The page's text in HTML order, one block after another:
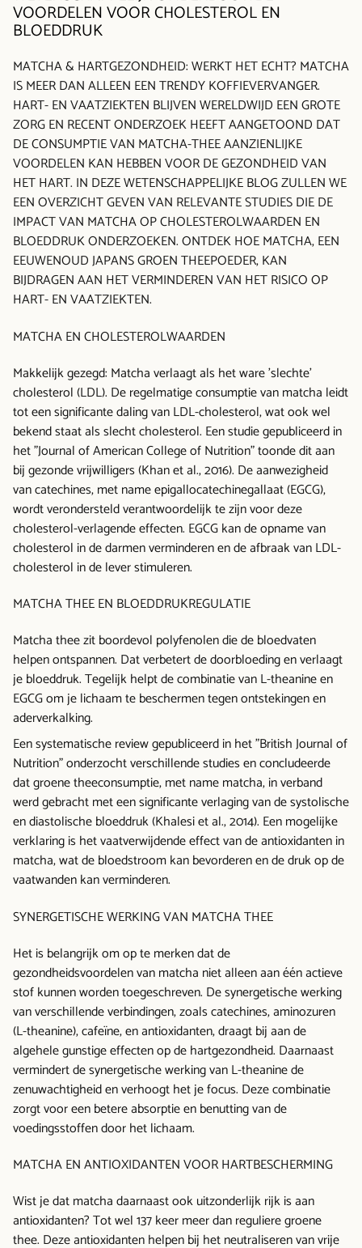
VOORDELEN VOOR CHOLESTEROL EN
BLOEDDRUK
MATCHA & HARTGEZONDHEID: WERKT HET ECHT? MATCHA
IS MEER DAN ALLEEN EEN TRENDY KOFFIEVERVANGER.
HART- EN VAATZIEKTEN BLIJVEN WERELDWIJD EEN GROTE
ZORG EN RECENT ONDERZOEK HEEFT AANGETOOND DAT
DE CONSUMPTIE VAN MATCHA-THEE AANZIENLIJKE
VOORDELEN KAN HEBBEN VOOR DE GEZONDHEID VAN
HET HART. IN DEZE WETENSCHAPPELIJKE BLOG ZULLEN WE
EEN OVERZICHT GEVEN VAN RELEVANTE STUDIES DIE DE
IMPACT VAN MATCHA OP CHOLESTEROLWAARDEN EN
BLOEDDRUK ONDERZOEKEN. ONTDEK HOE MATCHA, EEN
EEUWENOUD JAPANS GROEN THEEPOEDER, KAN
BIJDRAGEN AAN HET VERMINDEREN VAN HET RISICO OP
HART- EN VAATZIEKTEN.
MATCHA EN CHOLESTEROLWAARDEN
Makkelijk gezegd: Matcha verlaagt als het ware 'slechte'
cholesterol (LDL). De regelmatige consumptie van matcha leidt
tot een significante daling van LDL-cholesterol, wat ook wel
bekend staat als slecht cholesterol. Een studie gepubliceerd in
het "Journal of American College of Nutrition" toonde dit aan
bij gezonde vrijwilligers (Khan et al., 2016). De aanwezigheid
van catechines, met name epigallocatechinegallaat (EGCG),
wordt verondersteld verantwoordelijk te zijn voor deze
cholesterol-verlagende effecten. EGCG kan de opname van
cholesterol in de darmen verminderen en de afbraak van LDL-
cholesterol in de lever stimuleren.
MATCHA THEE EN BLOEDDRUKREGULATIE
Matcha thee zit boordevol polyfenolen die de bloedvaten
helpen ontspannen. Dat verbetert de doorbloeding en verlaagt
je bloeddruk. Tegelijk helpt de combinatie van L-theanine en
EGCG om je lichaam te beschermen tegen ontstekingen en
aderverkalking.
Een systematische review gepubliceerd in het "British Journal of
Nutrition" onderzocht verschillende studies en concludeerde
dat groene theeconsumptie, met name matcha, in verband
werd gebracht met een significante verlaging van de systolische
en diastolische bloeddruk (Khalesi et al., 2014). Een mogelijke
verklaring is het vaatverwijdende effect van de antioxidanten in
matcha, wat de bloedstroom kan bevorderen en de druk op de
vaatwanden kan verminderen.
SYNERGETISCHE WERKING VAN MATCHA THEE
Het is belangrijk om op te merken dat de
gezondheidsvoordelen van matcha niet alleen aan één actieve
stof kunnen worden toegeschreven. De synergetische werking
van verschillende verbindingen, zoals catechines, aminozuren
(L-theanine), cafeïne, en antioxidanten, draagt bij aan de
algehele gunstige effecten op de hartgezondheid. Daarnaast
vermindert de synergetische werking van L-theanine de
zenuwachtigheid en verhoogt het je focus. Deze combinatie
zorgt voor een betere absorptie en benutting van de
voedingsstoffen door het lichaam.
MATCHA EN ANTIOXIDANTEN VOOR HARTBESCHERMING
Wist je dat matcha daarnaast ook uitzonderlijk rijk is aan
antioxidanten? Tot wel 137 keer meer dan reguliere groene
thee. Deze antioxidanten helpen bij het neutraliseren van vrije